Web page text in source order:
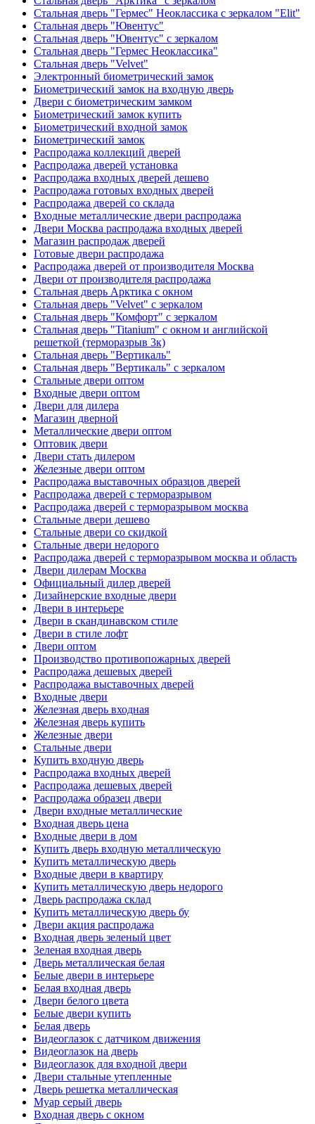
Стальная дверь "Гермес" Неоклассика с зеркалом "Elit"
Стальная дверь "Ювентус"
Стальная дверь "Ювентус" с зеркалом
Стальная дверь "Гермес Неоклассика"
Стальная дверь "Velvet"
Электронный биометрический замок
Биометрический замок на входную дверь
Двери с биометрическим замком
Биометрический замок купить
Биометрический входной замок
Биометрический замок
Распродажа коллекций дверей
Распродажа дверей установка
Распродажа входных дверей дешево
Распродажа готовых входных дверей
Распродажа дверей со склада
Входные металлические двери распродажа
Двери Москва распродажа входных дверей
Магазин распродаж дверей
Готовые двери распродажа
Распродажа дверей от производителя Москва
Двери от производителя распродажа
Стальная дверь Арктика с окном
Стальная дверь "Velvet" с зеркалом
Стальная дверь "Комфорт" с зеркалом
Стальная дверь "Titanium" с окном и английской
решеткой (терморазрыв 3к)
Стальная дверь "Вертикаль"
Стальная дверь "Вертикаль" с зеркалом
Стальные двери оптом
Входные двери оптом
Двери для дилера
Магазин дверной
Металлические двери оптом
Оптовик двери
Двери стать дилером
Железные двери оптом
Распродажа выставочных образцов дверей
Распродажа дверей с терморазрывом
Распродажа дверей с терморазрывом москва
Стальные двери дешево
Стальные двери со скидкой
Стальные двери недорого
Распродажа дверей с терморазрывом москва и область
Двери дилерам Москва
Официальный дилер дверей
Дизайнерские входные двери
Двери в интерьере
Двери в скандинавском стиле
Двери в стиле лофт
Двери оптом
Производство противопожарных дверей
Распродажа дешевых дверей
Распродажа выставочных дверей
Входные двери
Железная дверь входная
Железная дверь купить
Железные двери
Стальные двери
Купить входную дверь
Распродажа входных дверей
Распродажа дешевых дверей
Распродажа образец двери
Двери входные металлические
Входная дверь цена
Входные двери в дом
Купить дверь входную металлическую
Купить металлическую дверь
Входные двери в квартиру
Купить металлическую дверь недорого
Дверь распродажа склад
Купить металлическую дверь бу
Двери акция распродажа
Входная дверь зеленый цвет
Зеленая входная дверь
Дверь металлическая белая
Белые двери в интерьере
Белая входная дверь
Двери белого цвета
Белые двери купить
Белая дверь
Видеоглазок с датчиком движения
Видеоглазок на дверь
Видеоглазок для входной двери
Двери стальные утепленные
Дверь решетка металлическая
Муар серый дверь
Входная дверь с окном